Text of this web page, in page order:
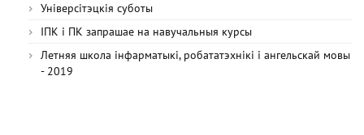
Універсітэцкія суботы
ІПК і ПК запрашае на навучальныя курсы
Летняя школа інфарматыкі, робататэхнікі і ангельскай мовы
- 2019